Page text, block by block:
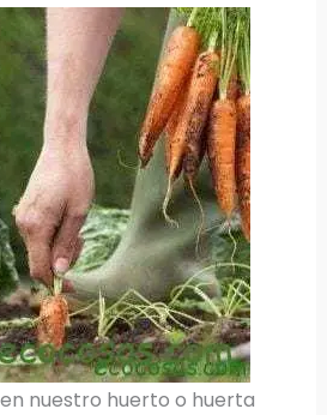
nuestro huerto o huerta